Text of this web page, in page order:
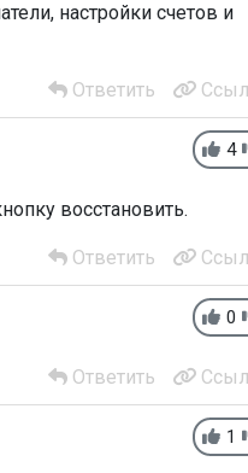
настройки счетов и
Ответить
4
восстановить.
Ответить
0
Ответить
1